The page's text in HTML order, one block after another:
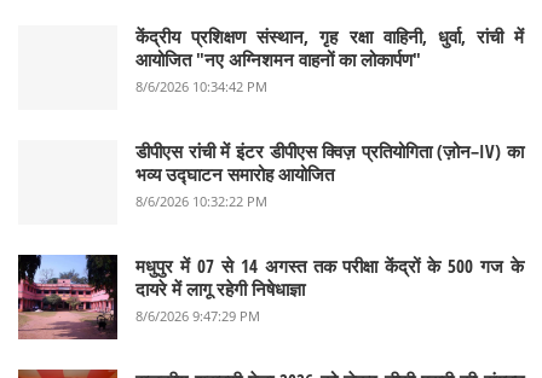
केंद्रीय प्रशिक्षण संस्थान, गृह रक्षा वाहिनी, धुर्वा, रांची में
आयोजित "नए अग्निशमन वाहनों का लोकार्पण"
8/6/2026 10:34:42 PM
डीपीएस रांची में इंटर डीपीएस क्विज़ प्रतियोगिता (ज़ोन–IV) का
भव्य उद्घाटन समारोह आयोजित
8/6/2026 10:32:22 PM
मधुपुर में 07 से 14 अगस्त तक परीक्षा केंद्रों के 500 गज के
दायरे में लागू रहेगी निषेधाज्ञा
8/6/2026 9:47:29 PM